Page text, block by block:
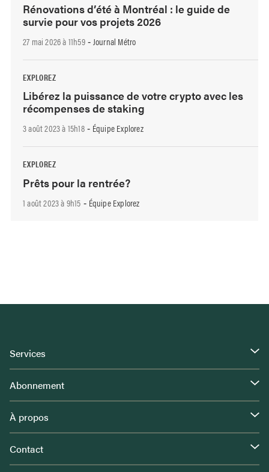
Rénovations d’été à Montréal : le guide de
survie pour vos projets 2026
27 mai 2026 à 11h59- Journal Métro
EXPLOREZ
Libérez la puissance de votre crypto avec les
récompenses de staking
3 août 2023 à 15h18- Équipe Explorez
EXPLOREZ
Prêts pour la rentrée?
1 août 2023 à 9h15 - Équipe Explorez
Services
Abonnement
À propos
Contact